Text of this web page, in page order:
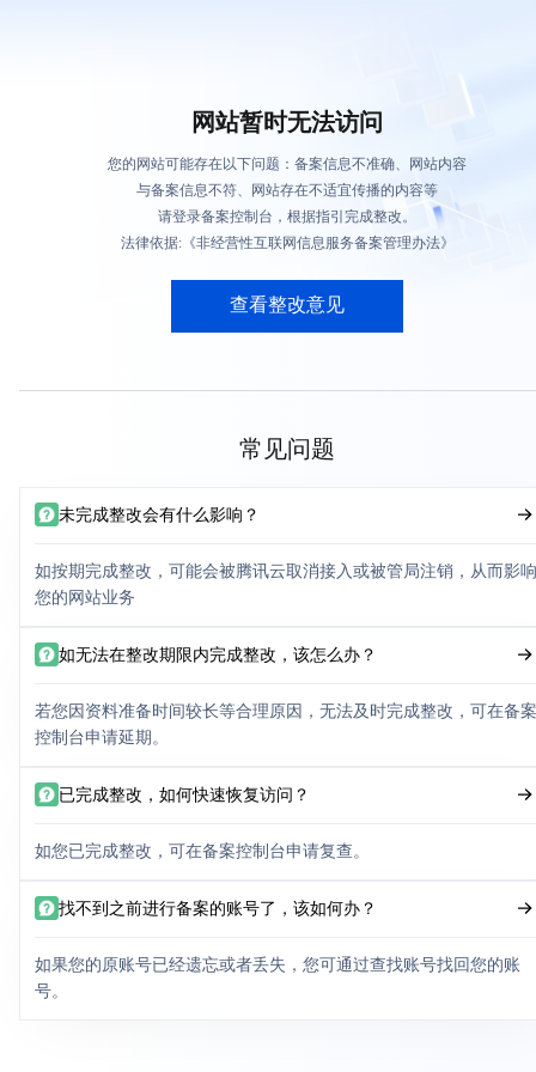
网站暂时无法访问
您的网站可能存在以下问题：备案信息不准确、网站内容
与备案信息不符、网站存在不适宜传播的内容等
请登录备案控制台，根据指引完成整改。
法律依据:《非经营性互联网信息服务备案管理办法》
查看整改意见
常见问题
未完成整改会有什么影响？
如按期完成整改，可能会被腾讯云取消接入或被管局注销，从而影响
您的网站业务
如无法在整改期限内完成整改，该怎么办？
若您因资料准备时间较长等合理原因，无法及时完成整改，可在备案
控制台申请延期。
已完成整改，如何快速恢复访问？
如您已完成整改，可在备案控制台申请复查。
找不到之前进行备案的账号了，该如何办？
如果您的原账号已经遗忘或者丢失，您可通过查找账号找回您的账
号。